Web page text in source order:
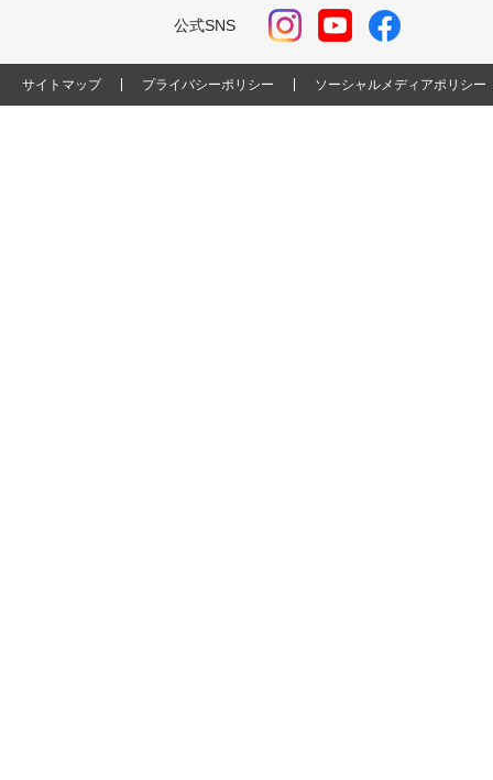
公式SNS
サイトマップ プライバシーポリシー ソーシャルメディアポリシー